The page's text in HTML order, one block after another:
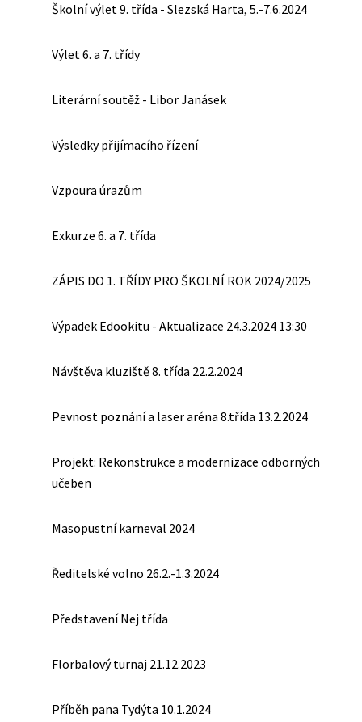
Školní výlet 9. třída - Slezská Harta, 5.-7.6.2024
Výlet 6. a 7. třídy
Literární soutěž - Libor Janásek
Výsledky přijímacího řízení
Vzpoura úrazům
Exkurze 6. a 7. třída
ZÁPIS DO 1. TŘÍDY PRO ŠKOLNÍ ROK 2024/2025
Výpadek Edookitu - Aktualizace 24.3.2024 13:30
Návštěva kluziště 8. třída 22.2.2024
Pevnost poznání a laser aréna 8.třída 13.2.2024
Projekt: Rekonstrukce a modernizace odborných
učeben
Masopustní karneval 2024
Ředitelské volno 26.2.-1.3.2024
Představení Nej třída
Florbalový turnaj 21.12.2023
Příběh pana Tydýta 10.1.2024